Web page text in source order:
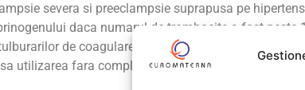
severa si preeclampsie suprapusa pe
daca numarul de trombocite a fost
de coagulare, compatibila cu anestezia
utilizarea fara complicatii a analgeziei epidurale la